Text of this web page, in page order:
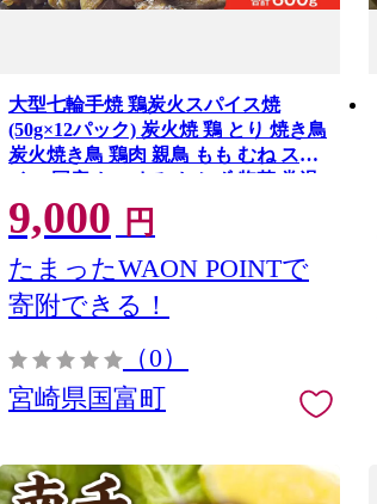
大型七輪手焼 鶏炭火スパイス焼
(50g×12パック) 炭火焼 鶏 とり 焼き鳥
炭火焼き鳥 鶏肉 親鳥 もも むね スパ
イス 国産 おつまみ おかず 惣菜 常温
保存 非常食 キャンプ 小分け パック
簡単調理 便利 手軽 時短 レンジ調理
9,000 円
たまったWAON POINTで
寄附できる！
（0）
宮崎県国富町